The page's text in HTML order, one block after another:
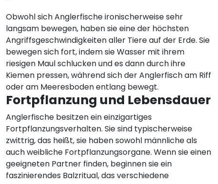
Obwohl sich Anglerfische ironischerweise sehr
langsam bewegen, haben sie eine der höchsten
Angriffsgeschwindigkeiten aller Tiere auf der Erde. Sie
bewegen sich fort, indem sie Wasser mit ihrem
riesigen Maul schlucken und es dann durch ihre
Kiemen pressen, während sich der Anglerfisch am Riff
oder am Meeresboden entlang bewegt.
Fortpflanzung und Lebensdauer
Anglerfische besitzen ein einzigartiges
Fortpflanzungsverhalten. Sie sind typischerweise
zwittrig, das heißt, sie haben sowohl männliche als
auch weibliche Fortpflanzungsorgane. Wenn sie einen
geeigneten Partner finden, beginnen sie ein
faszinierendes Balzritual, das verschiedene